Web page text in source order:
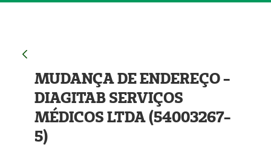
MUDANÇA DE ENDEREÇO -
DIAGITAB SERVIÇOS
MÉDICOS LTDA (54003267-
5)